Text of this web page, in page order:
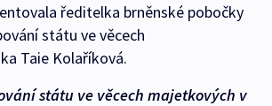
ředitelka brněnské pobočky
státu ve věcech
Taie Kolaříková.
státu ve věcech majetkových v